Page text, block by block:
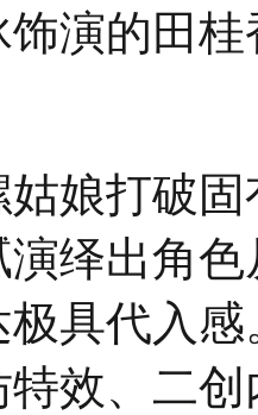
演的田
娘打破
绎出角
具代入
特效、二